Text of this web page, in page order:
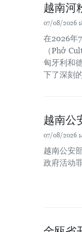
越南河
07/08/2026
在2026年
（Phở
匈牙利和
下了深刻
越南公
07/08/2026
越南公安
政府活动